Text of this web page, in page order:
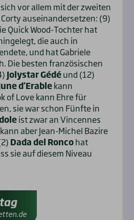
vor allem mit der zweiten
auseinandersetzen: (9)
Quick Wood-Tochter hat
die auch in
und hat Gabriele
Die besten französischen
Jolystar Gédéund (12)
d’Erablekann
of Love kann Ehre für
sie war schon Fünfte in
ist zwar an Vincennes
aber Jean-Michel Bazire
Dada del Roncohat
sie auf diesem Niveau